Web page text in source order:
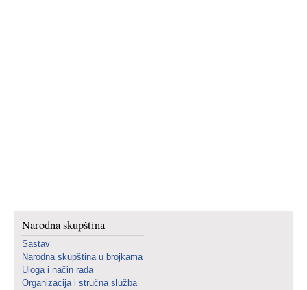
Narodna skupština
Sastav
Narodna skupština u brojkama
Uloga i način rada
Organizacija i stručna služba